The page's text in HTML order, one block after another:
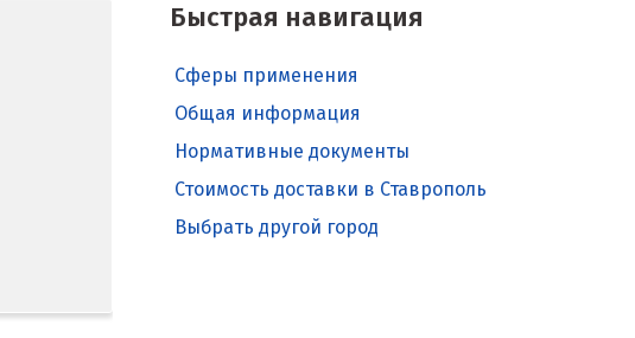
Быстрая навигация
Сферы применения
Общая информация
Нормативные документы
Стоимость доставки в Ставрополь
Выбрать другой город